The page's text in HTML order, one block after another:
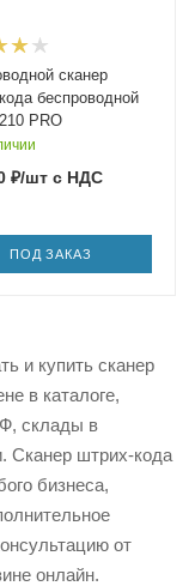
сканер
беспроводной
PRO
₽/штс НДС
ПОД ЗАКАЗ
и купить сканер
в каталоге,
склады в
Сканер штрих-кода
бизнеса,
от
онлайн.